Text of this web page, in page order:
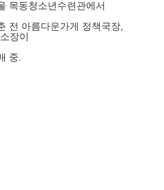
목동청소년수련관에서
전 아름다운가게 정책국장,
장이
중.